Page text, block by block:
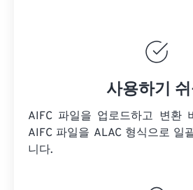
사용하기
AIFC 파일을 업로드하고 변환
AIFC 파일을 ALAC 형식으로 일
니다.